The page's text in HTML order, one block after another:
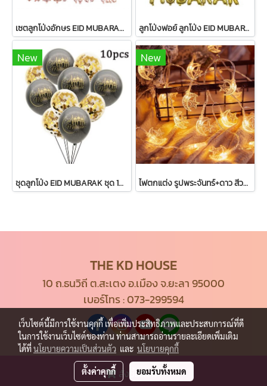
สั่งซื้อสินค้า
เซตลูกโป่งอักษร EID MUBARAK+ตกแต่งรวม 33 ชิ้น ลูกโป่งฟอย์ ลูกโป่ง EID MUBARAK Big Set แต่งบ้าน
New
ชุดลูกโป่ง EID MUBARAK ชุด 10 ลูก
New
ไฟตกแต่ง รูปพระจันทร์+ดาว สีวอร์มไวท์ 20 หัว
THE KD HOUSE
10 ถ.ธนวิถี ต.สะเตง อ.เมือง จ.ยะลา 95000
เบอร์โทร :073-299594
© Copyright 2021 All Rights Reserved.
เว็บไซต์นี้มีการใช้งานคุกกี้ เพื่อเพิ่มประสิทธิภาพและประสบการณ์ที่ดี
ในการใช้งานเว็บไซต์ของท่าน ท่านสามารถอ่านรายละเอียดเพิ่มเติม
ได้ที่นโยบายความเป็นส่วนตัว และ นโยบายคุกกี้
ตั้งค่าคุกกี้ ยอมรับทั้งหมด